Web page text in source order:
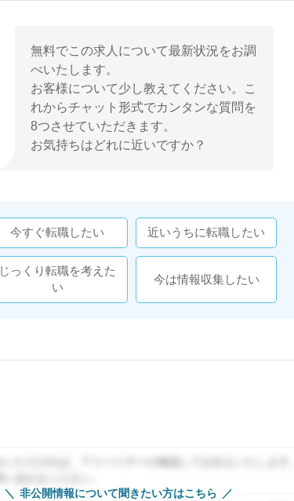
無料でこの求人について最新状況をお調
べいたします。
お客様について少し教えてください。こ
れからチャット形式でカンタンな質問を
8つさせていただきます。
お気持ちはどれに近いですか？
今すぐ転職したい 近いうちに転職したい
じっくり転職を考えた
い
今は情報収集したい
非公開情報について聞きたい方はこちら